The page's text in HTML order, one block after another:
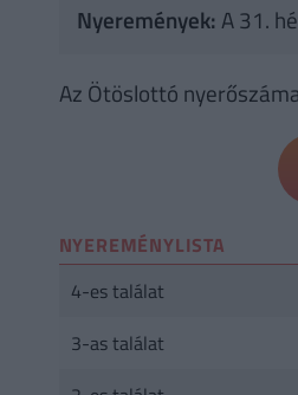
Nyeremények: A 31.
Az Ötöslottó
NYEREMÉNYLISTA
4-es találat
3-as találat